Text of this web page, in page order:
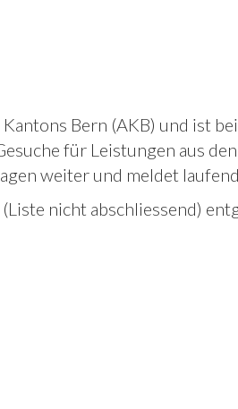
Bern (AKB) und ist
für Leistungen aus
weiter und meldet
nicht abschliessend)